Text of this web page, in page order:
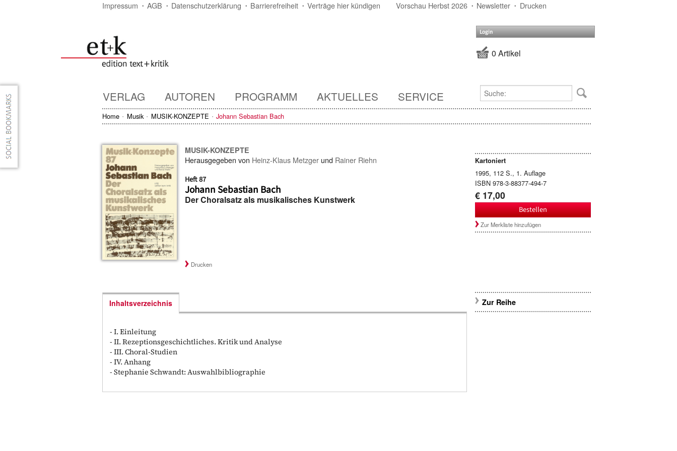
Impressum AGB Datenschutzerklärung Barrierefreiheit Verträge hier kündigen Vorschau Herbst 2026 Newsletter Drucken
Login
0 Artikel
VERLAG AUTOREN PROGRAMM AKTUELLES SERVICE
Home Musik MUSIK-KONZEPTE Johann Sebastian Bach
MUSIK-KONZEPTE
Herausgegeben von Heinz-Klaus Metzger und Rainer Riehn
Heft 87
Johann Sebastian Bach
Der Choralsatz als musikalisches Kunstwerk
Kartoniert
1995, 112 S., 1. Auflage
ISBN 978-3-88377-494-7
€ 17,00
Bestellen
Zur Merkliste hinzufügen
Drucken
Inhaltsverzeichnis
- I. Einleitung
- II. Rezeptionsgeschichtliches. Kritik und Analyse
- III. Choral-Studien
- IV. Anhang
- Stephanie Schwandt: Auswahlbibliographie
Zur Reihe